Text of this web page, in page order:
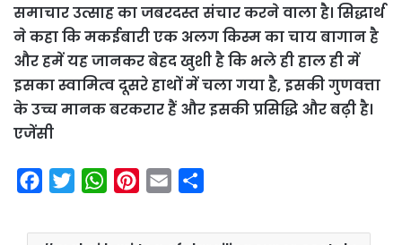
समाचार उत्साह का जबरदस्त संचार करने वाला है। सिद्धार्थ
ने कहा कि मकईबारी एक अलग किस्म का चाय बागान है
और हमें यह जानकर बेहद खुशी है कि भले ही हाल ही में
इसका स्वामित्व दूसरे हाथों में चला गया है, इसकी गुणवत्ता
के उच्च मानक बरकरार हैं और इसकी प्रसिद्धि और बढ़ी है।
एजेंसी
c
i
W
a
n
a
a